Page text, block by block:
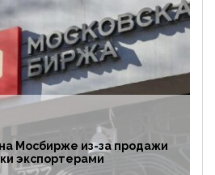
Мосбирже из-за продажи
экспортерами